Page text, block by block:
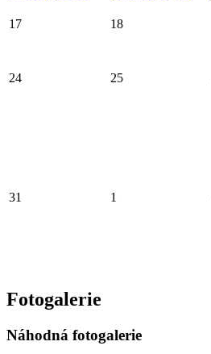
17 18
24 25
31 1
Fotogalerie
Náhodná fotogalerie